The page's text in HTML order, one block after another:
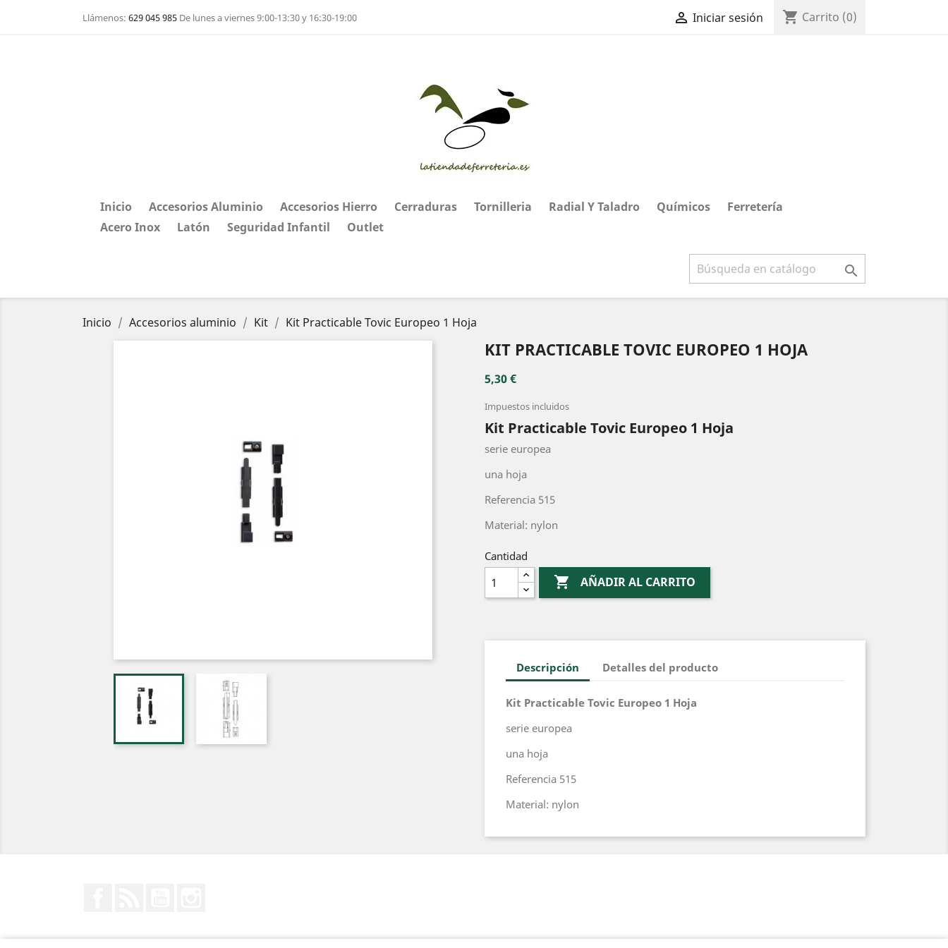
Llámenos: 629 045 985 De lunes a viernes 9:00-13:30 y 16:30-19:00  Iniciar sesión shopping_cart Carrito (0)
Inicio Accesorios Aluminio Accesorios Hierro Cerraduras Tornilleria Radial Y Taladro Químicos
Ferretería
Acero Inox
Latón Seguridad Infantil Outlet

Inicio Accesorios aluminio Kit Kit Practicable Tovic Europeo 1 Hoja
KIT PRACTICABLE TOVIC EUROPEO 1 HOJA
5,30 €
Impuestos incluidos
Kit Practicable Tovic Europeo 1 Hoja
serie europea
una hoja
Referencia 515
Material: nylon
Cantidad
 AÑADIR AL CARRITO
Descripción Detalles del producto
Kit Practicable Tovic Europeo 1 Hoja
serie europea
una hoja
Referencia 515
Material: nylon